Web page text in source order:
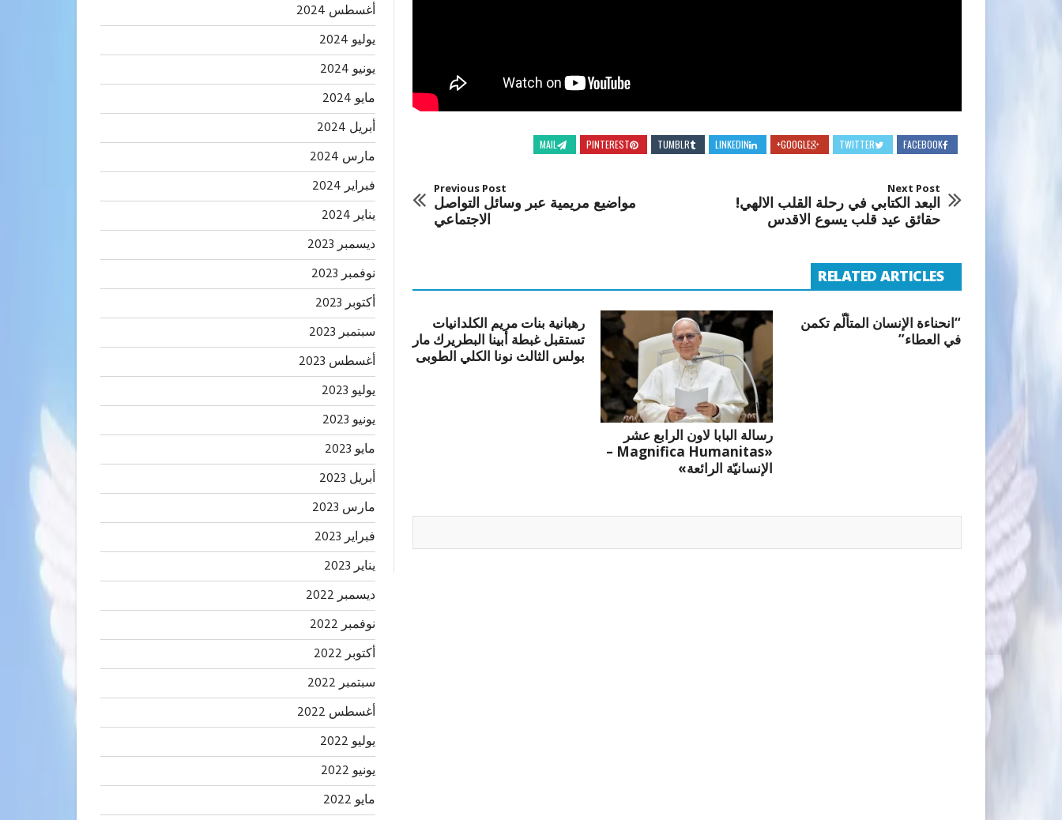
FACEBOOK
TWITTER
GOOGLE+
LINKEDIN
TUMBLR
PINTEREST
MAIL
Previous Post
مواضيع مريمية عبر وسائل التواصل
الاجتماعي
Next Post
البعد الكتابي في رحلة القلب الالهي!
حقائق عيد قلب يسوع الاقدس
RELATED ARTICLES
رهبانية بنات مريم الكلدانيات
تستقبل غبطة أبينا البطريرك مار
بولس الثالث نونا الكلي الطوبى
رسالة البابا لاون الرابع عشر
«Magnifica Humanitas –
الإنسانيّة الرائعة»
“انحناءة الإنسان المتألّم تكمن
في العطاء”
أغسطس 2024
يوليو 2024
يونيو 2024
مايو 2024
أبريل 2024
مارس 2024
فبراير 2024
يناير 2024
ديسمبر 2023
نوفمبر 2023
أكتوبر 2023
سبتمبر 2023
أغسطس 2023
يوليو 2023
يونيو 2023
مايو 2023
أبريل 2023
مارس 2023
فبراير 2023
يناير 2023
ديسمبر 2022
نوفمبر 2022
أكتوبر 2022
سبتمبر 2022
أغسطس 2022
يوليو 2022
يونيو 2022
مايو 2022